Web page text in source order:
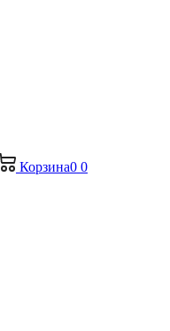
Корзина0 0